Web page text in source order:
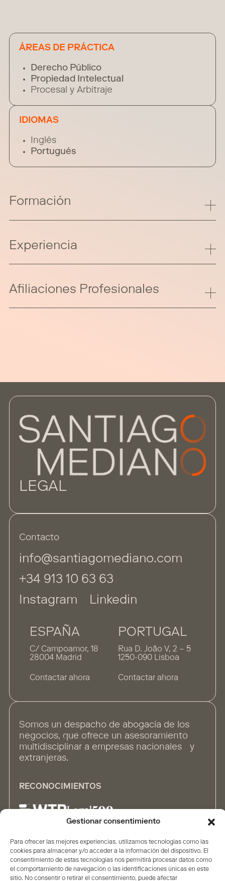
Gestionar consentimiento
Para ofrecer las mejores experiencias, utilizamos tecnologías como las
cookies para almacenar y/o acceder a la información del dispositivo. El
consentimiento de estas tecnologías nos permitirá procesar datos como
el comportamiento de navegación o las identificaciones únicas en este
sitio. No consentir o retirar el consentimiento, puede afectar
ÁREAS DE PRÁCTICA
Derecho Público
Propiedad Intelectual
Procesal y Arbitraje
IDIOMAS
Inglés
Portugués
Formación
Experiencia
Afiliaciones Profesionales
Contacto
info@santiagomediano.com
+34 913 10 63 63
Instagram
Linkedin
ESPAÑA
C/ Campoamor, 18
28004 Madrid
Contactar ahora
PORTUGAL
Rua D. João V, 2 – 5
1250-090 Lisboa
Contactar ahora
LEGAL
Somos un despacho de abogacía de los
negocios, que ofrece un asesoramiento
multidisciplinar a empresas nacionales y
extranjeras.
RECONOCIMIENTOS
ALIANZAS